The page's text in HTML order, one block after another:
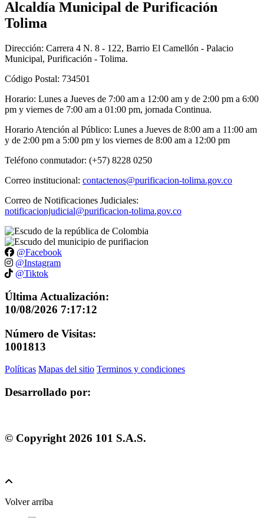
Alcaldía Municipal de Purificación
Tolima
Dirección: Carrera 4 N. 8 - 122, Barrio El Camellón - Palacio
Municipal, Purificación - Tolima.
Código Postal: 734501
Horario: Lunes a Jueves de 7:00 am a 12:00 am y de 2:00 pm a 6:00
pm y viernes de 7:00 am a 01:00 pm, jornada Continua.
Horario Atención al Público: Lunes a Jueves de 8:00 am a 11:00 am
y de 2:00 pm a 5:00 pm y los viernes de 8:00 am a 12:00 pm
Teléfono conmutador: (+57) 8228 0250
Correo institucional: contactenos@purificacion-tolima.gov.co
Correo de Notificaciones Judiciales:
notificacionjudicial@purificacion-tolima.gov.co
@Facebook
@Instagram
@Tiktok
Última Actualización:
10/08/2026 7:17:12
Número de Visitas:
1001813
Políticas Mapas del sitio Terminos y condiciones
Desarrollado por:
© Copyright 2026 101 S.A.S.
Volver arriba